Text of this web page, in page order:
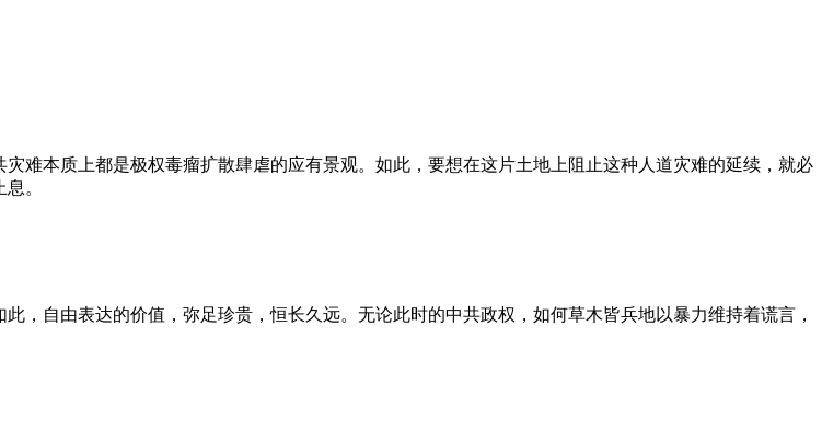
难本质上都是极权毒瘤扩散肆虐的应有景观。如此，要想在这片土地上阻止这种人道灾难的延续，就必
。
，自由表达的价值，弥足珍贵，恒长久远。无论此时的中共政权，如何草木皆兵地以暴力维持着谎言，